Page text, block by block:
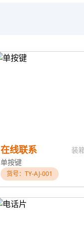
在线联系
装
单按键
货号：TY-AJ-001